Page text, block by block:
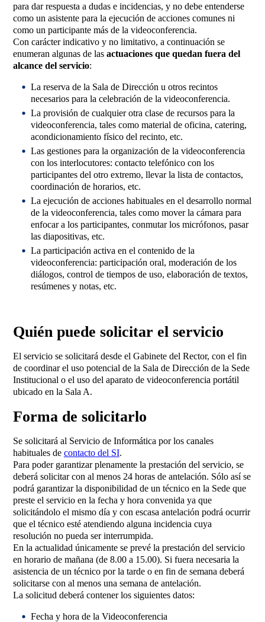
para dar respuesta a dudas e incidencias, y no debe entenderse
como un asistente para la ejecución de acciones comunes ni
como un participante más de la videoconferencia.
Con carácter indicativo y no limitativo, a continuación se
enumeran algunas de las actuaciones que quedan fuera del
alcance del servicio:
La reserva de la Sala de Dirección u otros recintos
necesarios para la celebración de la videoconferencia.
La provisión de cualquier otra clase de recursos para la
videoconferencia, tales como material de oficina, catering,
acondicionamiento físico del recinto, etc.
Las gestiones para la organización de la videoconferencia
con los interlocutores: contacto telefónico con los
participantes del otro extremo, llevar la lista de contactos,
coordinación de horarios, etc.
La ejecución de acciones habituales en el desarrollo normal
de la videoconferencia, tales como mover la cámara para
enfocar a los participantes, conmutar los micrófonos, pasar
las diapositivas, etc.
La participación activa en el contenido de la
videoconferencia: participación oral, moderación de los
diálogos, control de tiempos de uso, elaboración de textos,
resúmenes y notas, etc.
Quién puede solicitar el servicio
El servicio se solicitará desde el Gabinete del Rector, con el fin
de coordinar el uso potencial de la Sala de Dirección de la Sede
Institucional o el uso del aparato de videoconferencia portátil
ubicado en la Sala A.
Forma de solicitarlo
Se solicitará al Servicio de Informática por los canales
habituales de contacto del SI.
Para poder garantizar plenamente la prestación del servicio, se
deberá solicitar con al menos 24 horas de antelación. Sólo así se
podrá garantizar la disponibilidad de un técnico en la Sede que
preste el servicio en la fecha y hora convenida ya que
solicitándolo el mismo día y con escasa antelación podrá ocurrir
que el técnico esté atendiendo alguna incidencia cuya
resolución no pueda ser interrumpida.
En la actualidad únicamente se prevé la prestación del servicio
en horario de mañana (de 8.00 a 15.00). Si fuera necesaria la
asistencia de un técnico por la tarde o en fin de semana deberá
solicitarse con al menos una semana de antelación.
La solicitud deberá contener los siguientes datos:
Fecha y hora de la Videoconferencia